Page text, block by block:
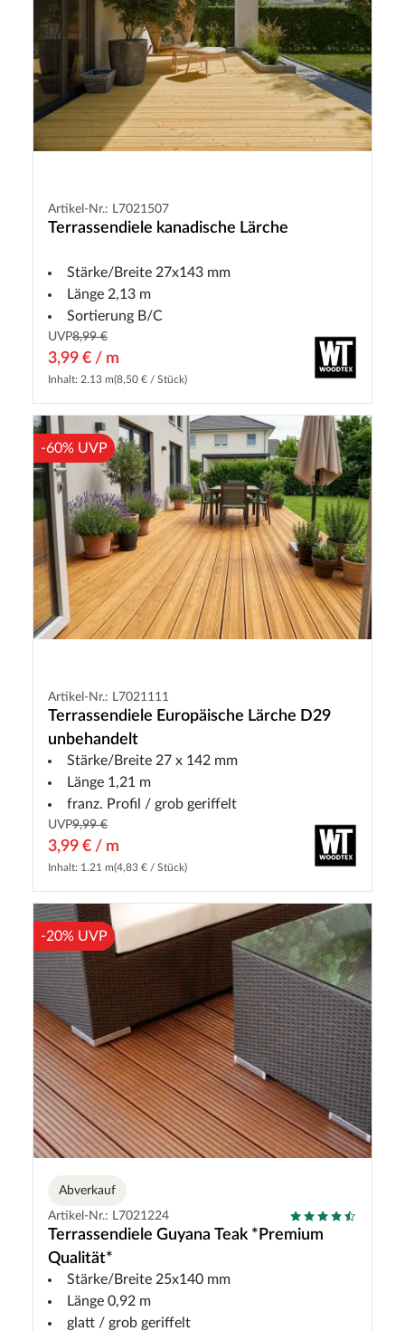
Artikel-Nr.: L7021507
Terrassendiele kanadische Lärche
Stärke/Breite 27x143 mm
Länge 2,13 m
Sortierung B/C
UVP8,99 €
3,99 € / m
Inhalt: 2.13 m(8,50 € / Stück)
-60% UVP
Artikel-Nr.: L7021111
Terrassendiele Europäische Lärche D29
unbehandelt
Stärke/Breite 27 x 142 mm
Länge 1,21 m
franz. Profil / grob geriffelt
UVP9,99 €
3,99 € / m
Inhalt: 1.21 m(4,83 € / Stück)
-20% UVP
Abverkauf
Artikel-Nr.: L7021224
Terrassendiele Guyana Teak *Premium
Qualität*
Stärke/Breite 25x140 mm
Länge 0,92 m
glatt / grob geriffelt